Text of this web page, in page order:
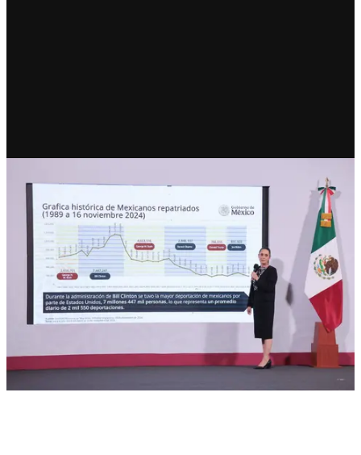
RECIENTE
Calma, pide Sheinbaum ante
ola de decretos de Trump